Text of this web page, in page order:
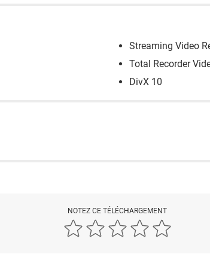
Streaming Video
Total Recorder
DivX 10
NOTEZ CE TÉLÉCHARGEMENT